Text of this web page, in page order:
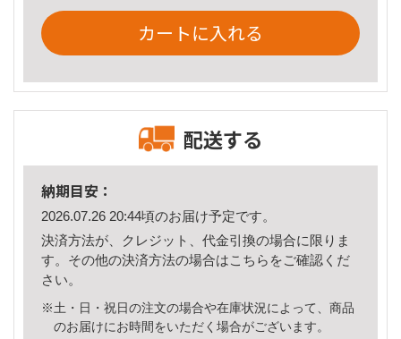
カートに入れる
配送する
納期目安：
2026.07.26 20:44頃のお届け予定です。
決済方法が、クレジット、代金引換の場合に限りま
す。その他の決済方法の場合はこちら をご確認くだ
さい。
※土・日・祝日の注文の場合や在庫状況によって、商品
のお届けにお時間をいただく場合がございます。